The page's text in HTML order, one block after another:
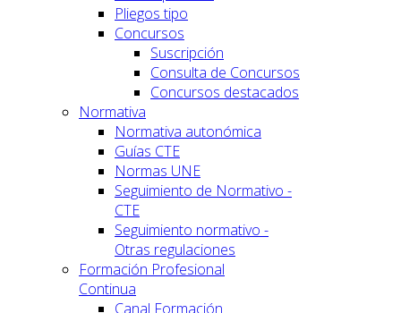
Pliegos tipo
Concursos
Suscripción
Consulta de Concursos
Concursos destacados
Normativa
Normativa autonómica
Guías CTE
Normas UNE
Seguimiento de Normativo -
CTE
Seguimiento normativo -
Otras regulaciones
Formación Profesional
Continua
Canal Formación